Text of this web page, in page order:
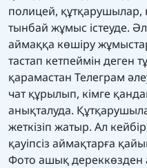
полицей, құтқарушылар,
тынбай жұмыс істеуде.
аймаққа көшіру
тастап кетпеймін деген
қарамастан Телеграм
чат құрылып, кімге
анықталуда.
жеткізіп жатыр. Ал
қауіпсіз аймақтарға
Фото ашық дереккөзден